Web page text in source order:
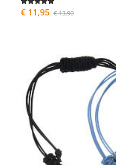
€ 11,95 € 13,90